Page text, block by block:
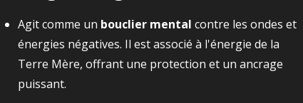
Agit comme un bouclier mental contre les ondes et
énergies négatives. Il est associé à l'énergie de la
Terre Mère, offrant une protection et un ancrage
puissant.